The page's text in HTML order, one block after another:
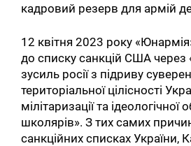
кадровий резерв для армій
12 квітня 2023 року
до списку санкцій США через
зусиль росії з підриву
територіальної цілісності
мілітаризації та ідеологічної
школярів». З тих самих
санкційних списках України,